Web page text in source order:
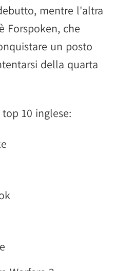
mentre l'altra
Forspoken, che
un posto
della quarta
10 inglese: